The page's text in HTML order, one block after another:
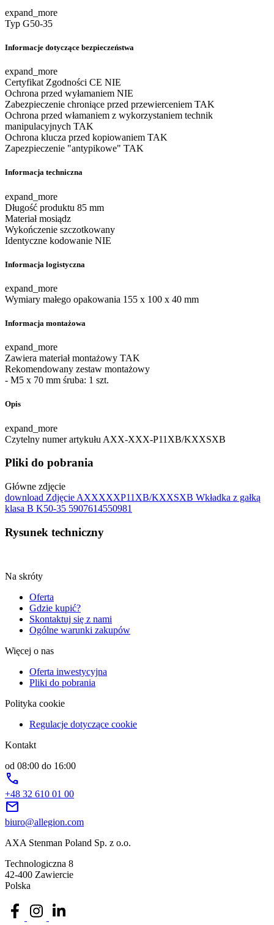
expand_more
Typ G50-35
Informacje dotyczące bezpieczeństwa
expand_more
Certyfikat Zgodności CE NIE
Ochrona przed wyłamaniem NIE
Zabezpieczenie chroniące przed przewierceniem TAK
Ochrona przed włamaniem z wykorzystaniem technik
manipulacyjnych TAK
Ochrona klucza przed kopiowaniem TAK
Zapezpieczenie "antypikowe" TAK
Informacja techniczna
expand_more
Długość produktu 85 mm
Materiałmosiądz
Wykończenie szczotkowany
Identyczne kodowanie NIE
Informacja logistyczna
expand_more
Wymiary małego opakowania 155 x 100 x 40 mm
Informacja montażowa
expand_more
Zawiera materiał montażowy TAK
Rekomendowany zestaw montażowy
- M5 x 70 mm śruba: 1 szt.
Opis
expand_more
Czytelny numer artykułu AXX-XXX-P11XB/KXXSXB
Pliki do pobrania
Główne zdjęcie
download Zdjęcie AXXXXXP11XB/KXXSXB Wkładka z gałką
klasa B K50-35 5907614550981
Rysunek techniczny
Na skróty
Oferta
Gdzie kupić?
Skontaktuj się z nami
Ogólne warunki zakupów
Więcej o nas
Oferta inwestycyjna
Pliki do pobrania
Polityka cookie
Regulacje dotyczące cookie
Kontakt
od 08:00 do 16:00
phone
+48 32 610 01 00
mail
biuro@allegion.com
AXA Stenman Poland Sp. z o.o.
Technologiczna 8
42-400 Zawiercie
Polska